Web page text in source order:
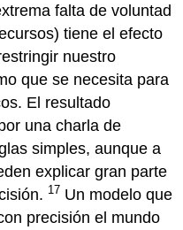
falta de voluntad
tiene el efecto
nuestro
que se necesita para
El resultado
una charla de
simples, aunque a
explicar gran parte
17 Un modelo que
precisión el mundo